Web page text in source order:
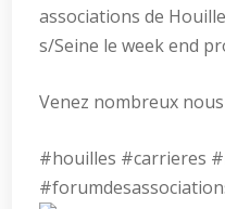
associations de
s/Seine le week end
Venez nombreux
#houilles #carrieres